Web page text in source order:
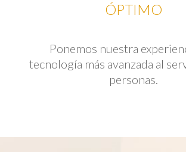
ÓPTIMO
Ponemos nuestra
tecnología más avanzada al
personas.